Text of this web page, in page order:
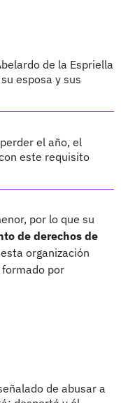
de la Espriella
esposa y sus
el año, el
este requisito
por lo que su
de derechos de
organización
por
de abusar a